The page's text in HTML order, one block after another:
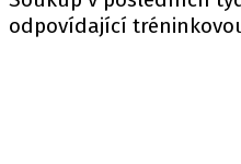
odpovídající